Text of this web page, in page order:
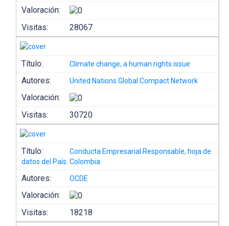
Valoración:
Visitas:
28067
Título: Climate change, a human rights issue
Autores: United Nations Global Compact Network
Valoración:
Visitas:
30720
Título:
Conducta Empresarial Responsable, hoja de
datos del País: Colombia
Autores: OCDE
Valoración:
Visitas:
18218